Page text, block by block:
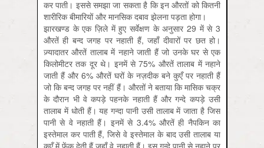
कर पाती। इससे समझा जा सकता है कि इन औरतों को कितनी
शारीरिक बीमारियों और मानसिक दबाव झेलना पड़ता होगा।
झारखण्ड के एक ज़िले में हुए सर्वेक्षण के अनुसार 29 में से 3
औरतें ही बन्द जगह पर नहाती हैं, जहाँ दीवारों पर छत हो।
ज़्यादातर औरतें तालाब में नहाने जाती हैं जो उनके घर से एक
किलोमीटर तक दूर थे। इनमें से 75% औरतें तालाब में नहाने
जाती हैं और 6% औरतें घरों के नज़दीक बने कुएँ पर नहाती हैं
जो कि बन्द जगह पर नहीं हैं। औरतों ने बताया कि मासिक चक्र
के दौरान भी वे कपड़े पहनके नहाती हैं और गन्दे कपड़े उसी
तालाब में धोती हैं। यह गन्दा पानी उसी तालाब में जाता है जिस
पानी से वे नहाती हैं। इनमें से 3.4% औरतें ही नैपकिन का
इस्तेमाल कर पाती हैं, जिसे वे इस्तेमाल के बाद उसी तालाब या